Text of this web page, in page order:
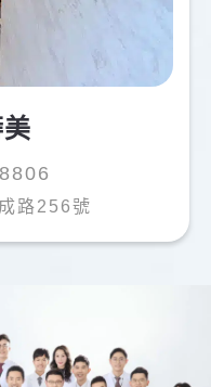
路256號